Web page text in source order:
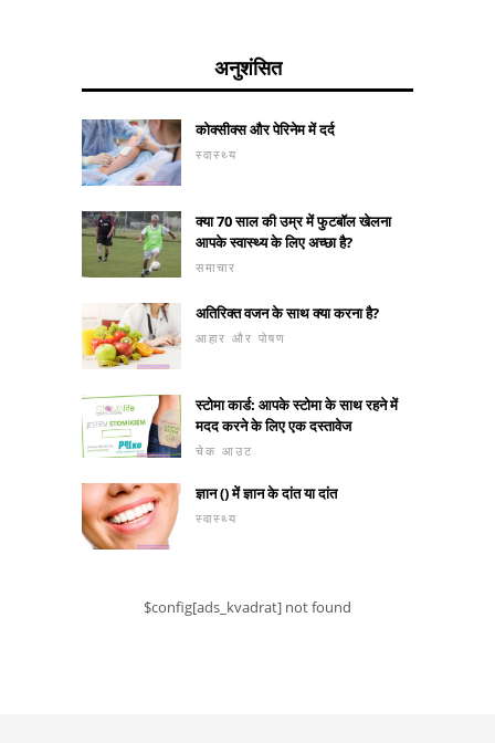
अनुशंसित
कोक्सीक्स और पेरिनेम में दर्द
स्वास्थ्य
क्या 70 साल की उम्र में फुटबॉल खेलना
आपके स्वास्थ्य के लिए अच्छा है?
समाचार
अतिरिक्त वजन के साथ क्या करना है?
आहार और पोषण
स्टोमा कार्ड: आपके स्टोमा के साथ रहने में
मदद करने के लिए एक दस्तावेज
चेक आउट
ज्ञान () में ज्ञान के दांत या दांत
स्वास्थ्य
$config[ads_kvadrat] not found